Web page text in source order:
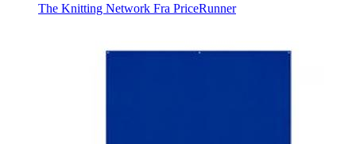
The Knitting Network Fra PriceRunner